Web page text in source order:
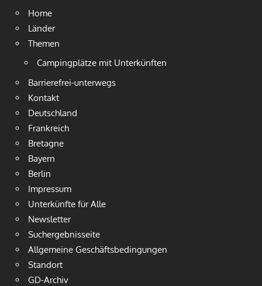
Home
Länder
Themen
Campingplätze mit Unterkünften
Barrierefrei-unterwegs
Kontakt
Deutschland
Frankreich
Bretagne
Bayern
Berlin
Impressum
Unterkünfte für Alle
Newsletter
Suchergebnisseite
Allgemeine Geschäftsbedingungen
Standort
GD-Archiv